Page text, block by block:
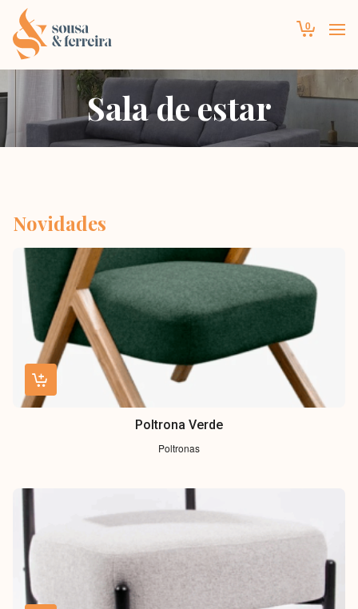
0
Sala de estar
Novidades
Poltrona Verde
Poltronas